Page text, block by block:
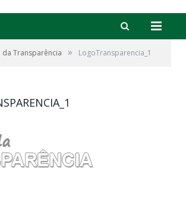
da Transparência » LogoTransparencia_1